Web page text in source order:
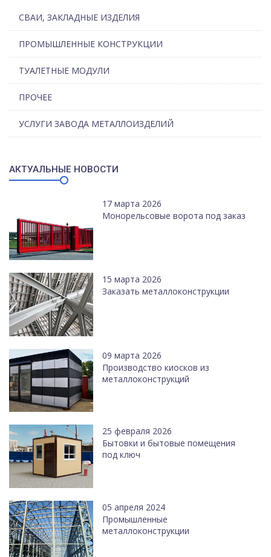
СВАИ, ЗАКЛАДНЫЕ ИЗДЕЛИЯ
ПРОМЫШЛЕННЫЕ КОНСТРУКЦИИ
ТУАЛЕТНЫЕ МОДУЛИ
ПРОЧЕЕ
УСЛУГИ ЗАВОДА МЕТАЛЛОИЗДЕЛИЙ
АКТУАЛЬНЫЕ НОВОСТИ
17 марта 2026
Монорельсовые ворота под заказ
15 марта 2026
Заказать металлоконструкции
09 марта 2026
Производство киосков из
металлоконструкций
25 февраля 2026
Бытовки и бытовые помещения
под ключ
05 апреля 2024
Промышленные
металлоконструкции